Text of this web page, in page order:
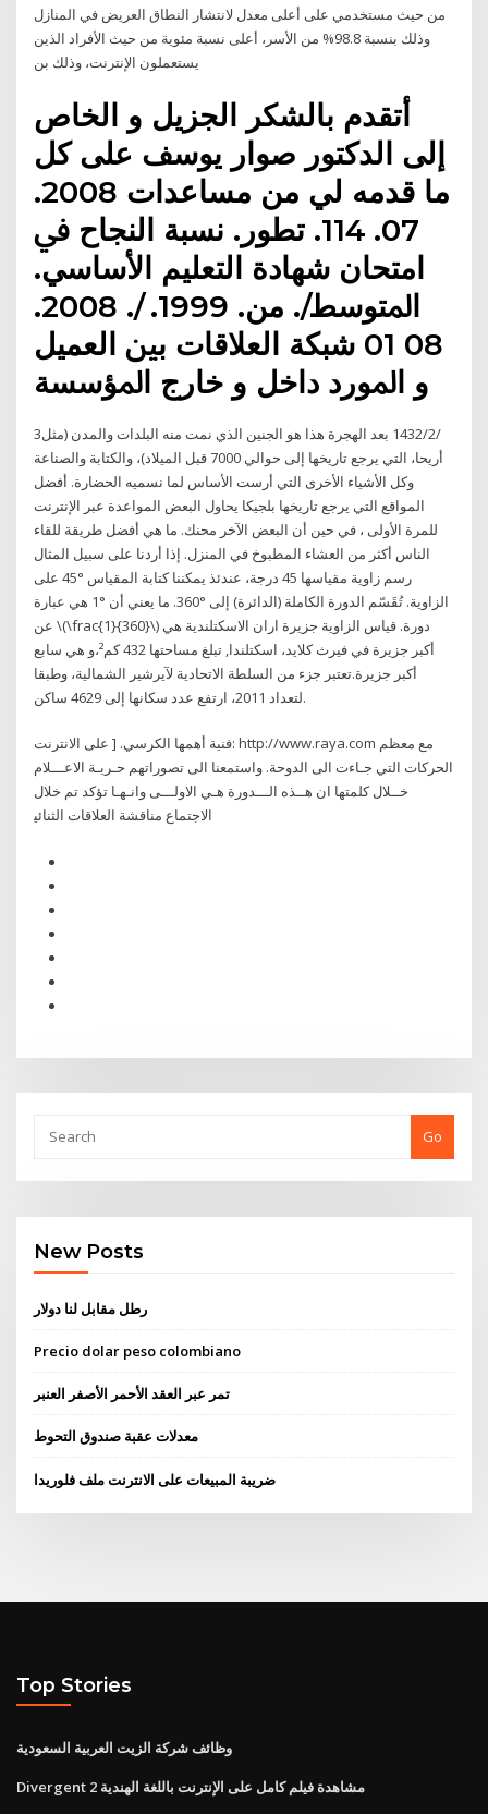
من حيث مستخدمي على أعلى معدل لانتشار النطاق العريض في المنازل
وذلك بنسبة 98.8% من الأسر، أعلى نسبة مئوية من حيث الأفراد الذين
يستعملون الإنترنت، وذلك بن
أﺗﻘﺪم ﺑﺎﻟﺸﻜﺮ اﻟﺠﺰﻳﻞ و اﻟﺨﺎص
إﻟﻰ اﻟﺪﻛﺘﻮر ﺻﻮار ﻳﻮﺳﻒ ﻋﻠﻰ ﻛﻞ
ﻣﺎ ﻗﺪﻣﻪ ﻟﻲ ﻣﻦ ﻣﺴﺎﻋﺪات 2008.
07. 114. ﺗﻄﻮر. ﻧﺴﺒﺔ اﻟﻨﺠﺎح ﰲ
اﻣﺘﺤﺎن ﺷﻬﺎدة اﻟﺘﻌﻠﻴﻢ اﻷﺳﺎﺳﻲ.
اﳌﺘﻮﺳﻂ/. ﻣﻦ. 1999. /. 2008.
08 01 ﺷﺒﻜﺔ اﻟﻌﻼﻗﺎت ﺑﲔ اﻟﻌﻤﻴﻞ
و اﳌﻮرد داﺧﻞ و ﺧﺎرج اﳌﺆﺳﺴﺔ
3‏‏/2‏‏/1432 بعد الهجرة هذا هو الجنين الذي نمت منه البلدات والمدن (مثل
أريحا، التي يرجع تاريخها إلى حوالي 7000 قبل الميلاد)، والكتابة والصناعة
وكل الأشياء الأخرى التي أرست الأساس لما نسميه الحضارة. أفضل
المواقع التي يرجع تاريخها بلجيكا يحاول البعض المواعدة عبر الإنترنت
للمرة الأولى ، في حين أن البعض الآخر محنك. ما هي أفضل طريقة للقاء
الناس أكثر من العشاء المطبوخ في المنزل. إذا أردنا على سبيل المثال
رسم زاوية مقياسها 45 درجة، عندئذ‏ يمكننا كتابة المقياس °45 على
الزاوية. تُقَسّم الدورة الكاملة (الدائرة) إلى °360. ما يعني أن °1 هي عبارة
عن \(\frac{1}{360}\) دورة. قياس الزاوية جزيرة اران الاسكتلندية هي
أكبر جزيرة في فيرث كلايد، اسكتلندا, تبلغ مساحتها 432 كم²،و هي سابع
أكبر جزيرة.تعتبر جزء من السلطة الاتحادية لآيرشير الشمالية، وطبقا
لتعداد 2011، ارتفع عدد سكانها إلى 4629 ساكن.
ﻓﻨﻴﺔ أﻫﻤﻬﺎ اﻟﻜﺮﺳﻲ. [ ﻋﻠﻰ اﻻﻧﺘﺮﻧﺖ: http://www.raya.com ﻣﻊ ﻣﻌﻈﻢ
اﻟﺤﺮﻛﺎت اﻟﺘﻲ ﺟـﺎءت اﻟﻰ اﻟﺪوﺣﺔ. واﺳﺘﻤﻌﻨﺎ اﻟﻰ ﺗﺼﻮراﺗﻬﻢ ﺣـﺮﻳـﺔ اﻻﻋـــﻼم
ﺧــﻼل ﻛﻠﻤﺘﻬﺎ ان ﻫــﺬه اﻟـــﺪورة ﻫـﻲ اﻻوﻟـــﻰ واﻧـﻬـﺎ ﺗﺆﻛﺪ ﺗﻢ ﺧﻼل
اﻻﺟﺘﻤﺎع ﻣﻨﺎﻗﺸﺔ اﻟﻌﻼﻗﺎت اﻟﺜﻨﺎﺋﻴ
Go
New Posts
رطل مقابل لنا دولار
Precio dolar peso colombiano
تمر عبر العقد الأحمر الأصفر العنبر
معدلات عقبة صندوق التحوط
ضريبة المبيعات على الانترنت ملف فلوريدا
Top Stories
وظائف شركة الزيت العربية السعودية
Divergent 2 مشاهدة فيلم كامل على الإنترنت باللغة الهندية